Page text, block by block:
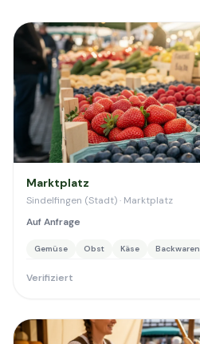
Marktplatz
Sindelfingen (Stadt) · Marktplatz
Auf Anfrage
Gemüse Obst Käse Backwaren
Verifiziert